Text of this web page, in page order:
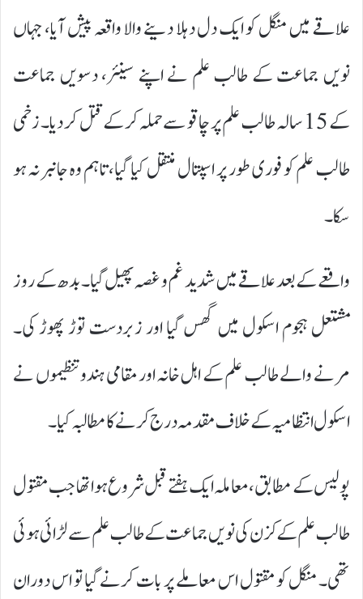
علاقے میں منگل کو ایک دل دہلا دینے والا واقعہ پیش آیا، جہاں
نویں جماعت کے طالب علم نے اپنے سینئر، دسویں جماعت
کے 15 سالہ طالب علم پر چاقو سے حملہ کر کے قتل کر دیا۔ زخمی
طالب علم کو فوری طور پر اسپتال منتقل کیا گیا، تاہم وہ جانبر نہ ہو
سکا۔
واقعے کے بعد علاقے میں شدید غم و غصہ پھیل گیا۔ بدھ کے روز
مشتعل ہجوم اسکول میں گھس گیا اور زبردست توڑ پھوڑ کی۔
مرنے والے طالب علم کے اہل خانہ اور مقامی ہندو تنظیموں نے
اسکول انتظامیہ کے خلاف مقدمہ درج کرنے کا مطالبہ کیا۔
پولیس کے مطابق، معاملہ ایک ہفتے قبل شروع ہوا تھا جب مقتول
طالب علم کے کزن کی نویں جماعت کے طالب علم سے لڑائی ہوئی
تھی۔ منگل کو مقتول اس معاملے پر بات کرنے گیا تو اس دوران